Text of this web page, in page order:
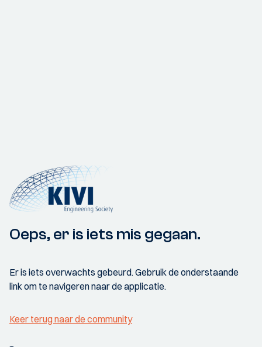
Oeps, er is iets mis gegaan.
Er is iets overwachts gebeurd. Gebruik de onderstaande
link om te navigeren naar de applicatie.
Keer terug naar de community